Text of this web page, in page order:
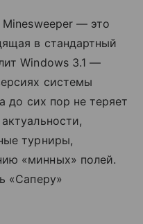
— это
в стандартный
Windows 3.1 —
системы
до сих пор не теряет
турниры,
«минных» полей.
«Саперу»